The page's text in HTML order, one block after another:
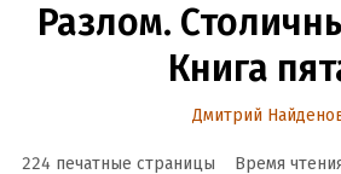
Разлом.
Книга
Дмитрий
224 печатные страницы Время